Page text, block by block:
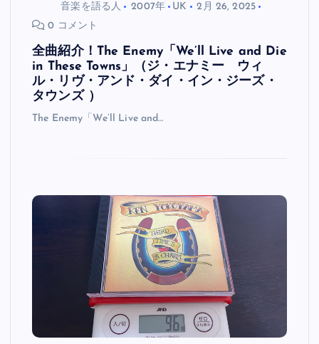
音楽を語る人 2007年 UK
2月 26, 2025
0 コメント
全曲紹介！The Enemy「We’ll Live and Die
in These Towns」（ジ・エナミー ウィ
ル・リヴ・アンド・ダイ・イン・ジーズ・
タウンズ ）
The Enemy「We’ll Live and…